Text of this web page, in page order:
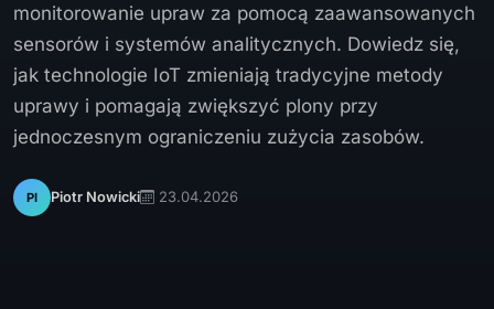
monitorowanie upraw za pomocą zaawansowanych
sensorów i systemów analitycznych. Dowiedz się,
jak technologie IoT zmieniają tradycyjne metody
uprawy i pomagają zwiększyć plony przy
jednoczesnym ograniczeniu zużycia zasobów.
PI Piotr Nowicki 23.04.2026